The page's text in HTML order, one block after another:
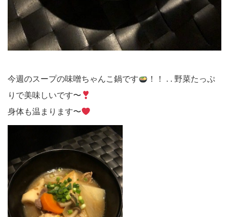
今週のスープの味噌ちゃんこ鍋です
！！ . . 野菜たっぷ
りで美味しいです〜
身体も温まります〜